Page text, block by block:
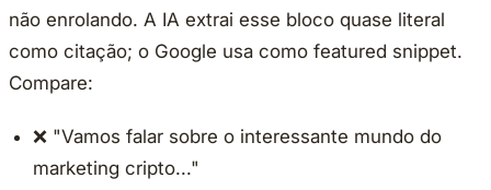
não enrolando. A IA extrai esse bloco quase literal
como citação; o Google usa como featured snippet.
Compare:
❌ "Vamos falar sobre o interessante mundo do
marketing cripto..."